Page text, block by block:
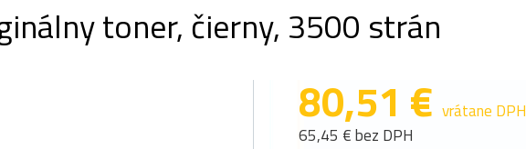
toner, čierny, 3500 strán
80,51 € vrátane DPH
65,45 € bez DPH